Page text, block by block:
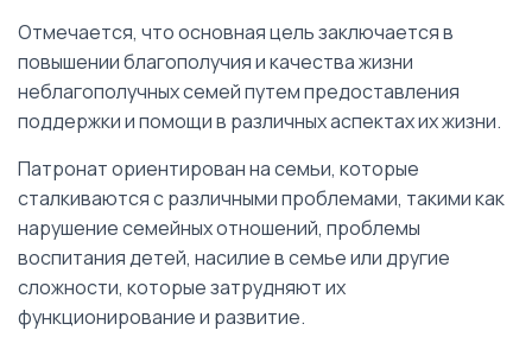
Отмечается, что основная цель заключается в
повышении благополучия и качества жизни
неблагополучных семей путем предоставления
поддержки и помощи в различных аспектах их жизни.
Патронат ориентирован на семьи, которые
сталкиваются с различными проблемами, такими как
нарушение семейных отношений, проблемы
воспитания детей, насилие в семье или другие
сложности, которые затрудняют их
функционирование и развитие.